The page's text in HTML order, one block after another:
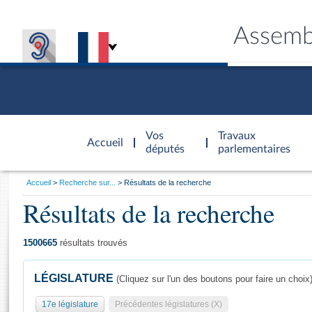
Accueil
d'accueil
Vos
députés
Travaux
parlementaires
Général
Vous
Accueil Recherche sur... Résultats de la recherche
Résultats de la recherche
1500665 résultats trouvés
LÉGISLATURE (Cliquez sur l'un des boutons pour faire un choix)
17e législature Précédentes législatures (X)